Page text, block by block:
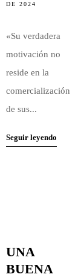
DE 2024
«Su verdadera
motivación no
reside en la
comercialización
de sus...
Seguir leyendo
UNA
BUENA